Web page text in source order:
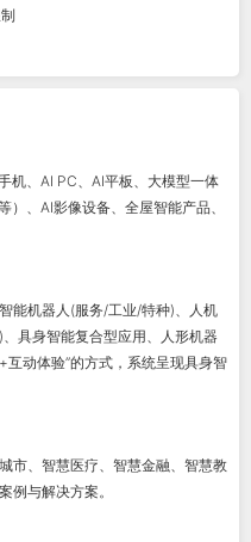
机、AI PC、AI平板、大模型一体
、AI影像设备、全屋智能产品、
能机器人(服务/工业/特种)、人机
具身智能复合型应用、人形机器
互动体验”的方式，系统呈现具身智
市、智慧医疗、智慧金融、智慧教
例与解决方案。